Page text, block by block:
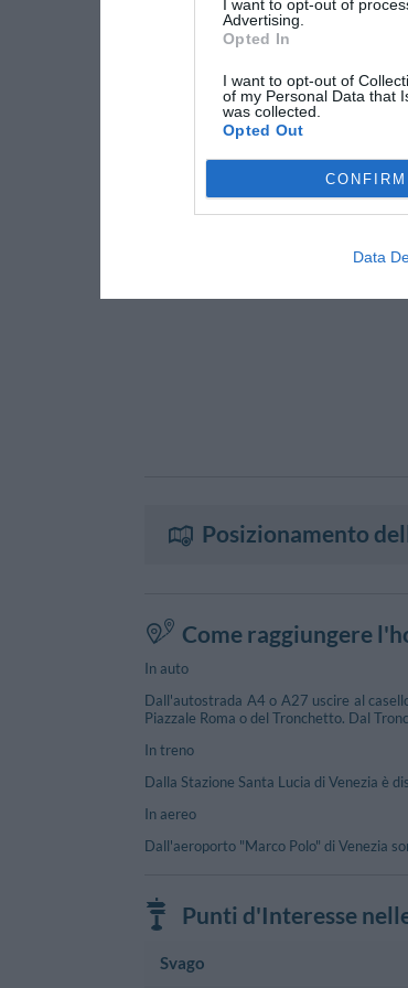
I want to opt-out of
Advertising.
Opted In
I want to opt-out of
of my Personal Data that
was collected.
Opted Out
CONFIRM
Data
Caratteristiche
Camere Insonorizzate
Gay Friendly
Posizionamento
Come raggiungere
In auto
Dall'autostrada A4 o A27 uscire al
Piazzale Roma o del Tronchetto. Dal
In treno
Dalla Stazione Santa Lucia di Venezia è
In aereo
Dall'aeroporto "Marco Polo" di Venezia
Punti d'Interesse
Svago